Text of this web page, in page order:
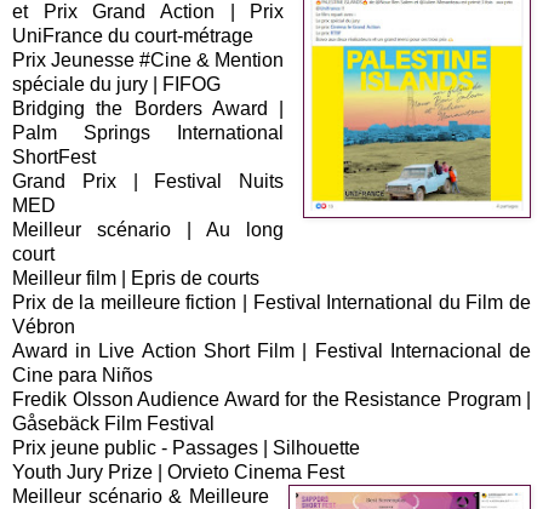
et Prix Grand Action | Prix
UniFrance du court-métrage
Prix Jeunesse #Cine & Mention
spéciale du jury | FIFOG
Bridging the Borders Award |
Palm Springs International
ShortFest
Grand Prix | Festival Nuits
MED
Meilleur scénario | Au long
court
Meilleur film | Epris de courts
Prix de la meilleure fiction | Festival International du Film de
Vébron
Award in Live Action Short Film | Festival Internacional de
Cine para Niños
Fredik Olsson Audience Award for the Resistance Program |
Gåsebäck Film Festival
Prix jeune public - Passages | Silhouette
Youth Jury Prize | Orvieto Cinema Fest
Meilleur scénario & Meilleure